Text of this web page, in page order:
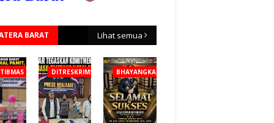
BARAT Lihat semua
DITRESKRIMSUS BHAYANGKARA